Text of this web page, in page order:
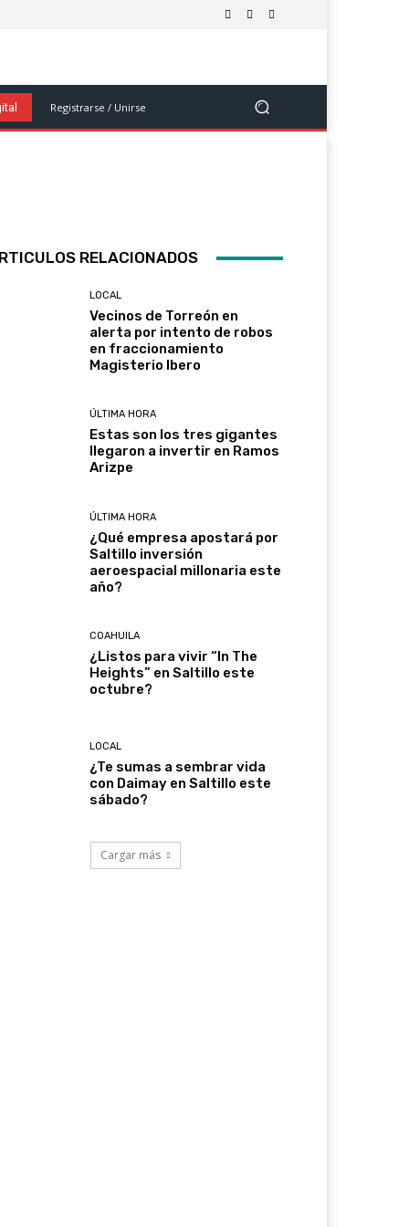
Salud Y Bienestar Ciencia Y Tecnología
Registrarse / Unirse
RELACIONADOS
LOCAL
Vecinos de Torreón en
alerta por intento de robos
en fraccionamiento
Magisterio Ibero
ÚLTIMA HORA
Estas son los tres gigantes
llegaron a invertir en Ramos
Arizpe
ÚLTIMA HORA
¿Qué empresa apostará por
Saltillo inversión
aeroespacial millonaria este
año?
COAHUILA
¿Listos para vivir “In The
Heights” en Saltillo este
octubre?
LOCAL
¿Te sumas a sembrar vida
con Daimay en Saltillo este
sábado?
Cargar más